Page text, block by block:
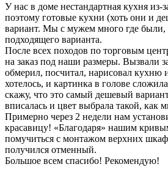
У нас в доме нестандартная кухня из-
поэтому готовые кухни (хоть они и
вариант. Мы с мужем много где
подходящего варианта.
После всех походов по торговым
на заказ под наши размеры. Вызвали
обмерил, посчитал, нарисовал кухню
хотелось, и картинка в голове
скажу, что это самый дешевый
вписалась и цвет выбрала такой, как
Примерно через 2 недели нам
красавицу! «Благодаря» нашим
помучиться с монтажом верхних
получился отменный.
Большое всем спасибо! Рекомендую!